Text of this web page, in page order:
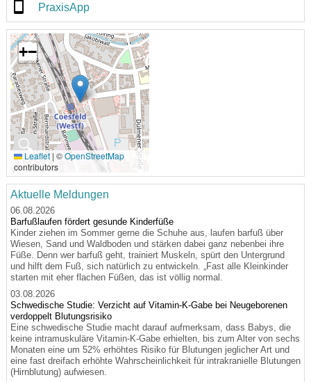
PraxisApp
🔍
+−
Leaflet | ©OpenStreetMap
contributors
Aktuelle Meldungen
06.08.2026
Barfußlaufen fördert gesunde Kinderfüße
Kinder ziehen im Sommer gerne die Schuhe aus, laufen barfuß über
Wiesen, Sand und Waldboden und stärken dabei ganz nebenbei ihre
Füße. Denn wer barfuß geht, trainiert Muskeln, spürt den Untergrund
und hilft dem Fuß, sich natürlich zu entwickeln. „Fast alle Kleinkinder
starten mit eher flachen Füßen, das ist völlig normal.
03.08.2026
Schwedische Studie: Verzicht auf Vitamin-K-Gabe bei Neugeborenen
verdoppelt Blutungsrisiko
Eine schwedische Studie macht darauf aufmerksam, dass Babys, die
keine intramuskuläre Vitamin-K-Gabe erhielten, bis zum Alter von sechs
Monaten eine um 52% erhöhtes Risiko für Blutungen jeglicher Art und
eine fast dreifach erhöhte Wahrscheinlichkeit für intrakranielle Blutungen
(Hirnblutung) aufwiesen.